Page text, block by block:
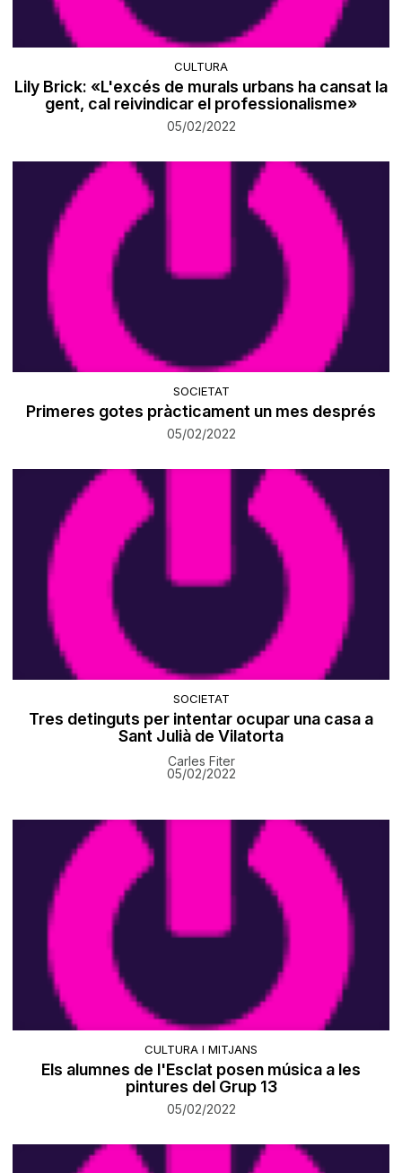
CULTURA
Lily Brick: «L'excés de murals urbans ha cansat la
gent, cal reivindicar el professionalisme»
05/02/2022
SOCIETAT
Primeres gotes pràcticament un mes després
05/02/2022
SOCIETAT
​Tres detinguts per intentar ocupar una casa a
Sant Julià de Vilatorta
Carles Fiter
05/02/2022
CULTURA I MITJANS
Els alumnes de l'Esclat posen música a les
pintures del Grup 13
05/02/2022